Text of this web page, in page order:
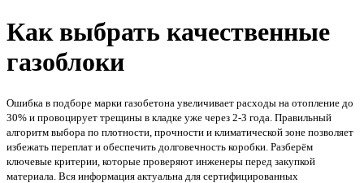
Как выбрать качественные
газоблоки
Ошибка в подборе марки газобетона увеличивает расходы на отопление до
30% и провоцирует трещины в кладке уже через 2-3 года. Правильный
алгоритм выбора по плотности, прочности и климатической зоне позволяет
избежать переплат и обеспечить долговечность коробки. Разберём
ключевые критерии, которые проверяют инженеры перед закупкой
материала. Вся информация актуальна для сертифицированных